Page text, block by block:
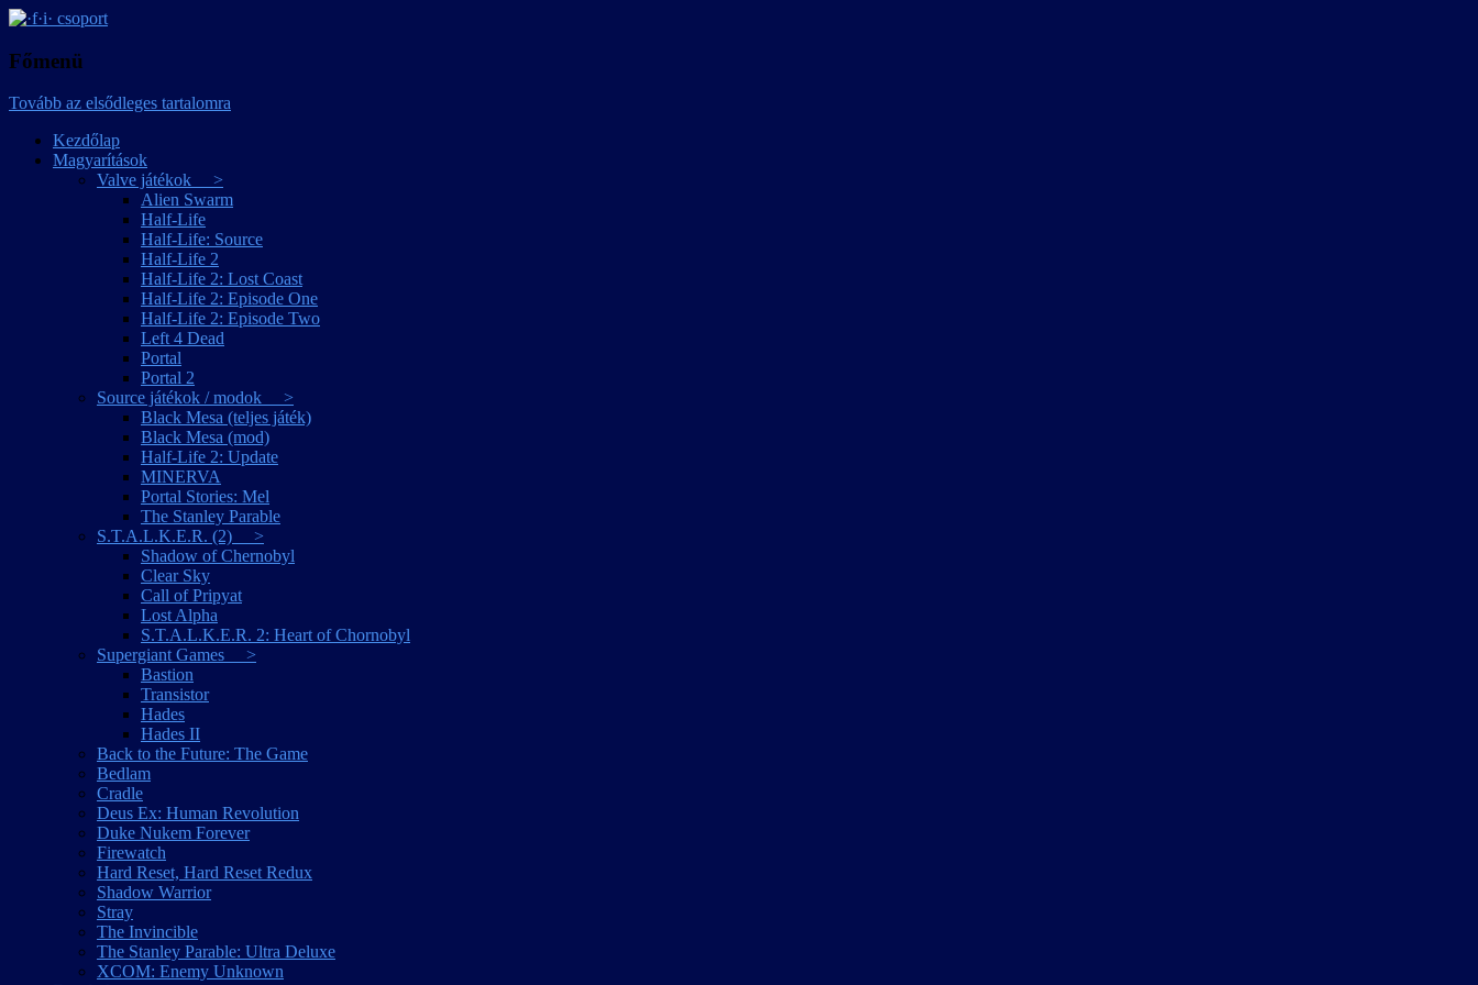
·f·i· csoport
Főmenü
Tovább az elsődleges tartalomra
Kezdőlap
Magyarítások
Valve játékok >
Alien Swarm
Half-Life
Half-Life: Source
Half-Life 2
Half-Life 2: Lost Coast
Half-Life 2: Episode One
Half-Life 2: Episode Two
Left 4 Dead
Portal
Portal 2
Source játékok / modok >
Black Mesa (teljes játék)
Black Mesa (mod)
Half-Life 2: Update
MINERVA
Portal Stories: Mel
The Stanley Parable
S.T.A.L.K.E.R. (2) >
Shadow of Chernobyl
Clear Sky
Call of Pripyat
Lost Alpha
S.T.A.L.K.E.R. 2: Heart of Chornobyl
Supergiant Games >
Bastion
Transistor
Hades
Hades II
Back to the Future: The Game
Bedlam
Cradle
Deus Ex: Human Revolution
Duke Nukem Forever
Firewatch
Hard Reset, Hard Reset Redux
Shadow Warrior
Stray
The Invincible
The Stanley Parable: Ultra Deluxe
XCOM: Enemy Unknown